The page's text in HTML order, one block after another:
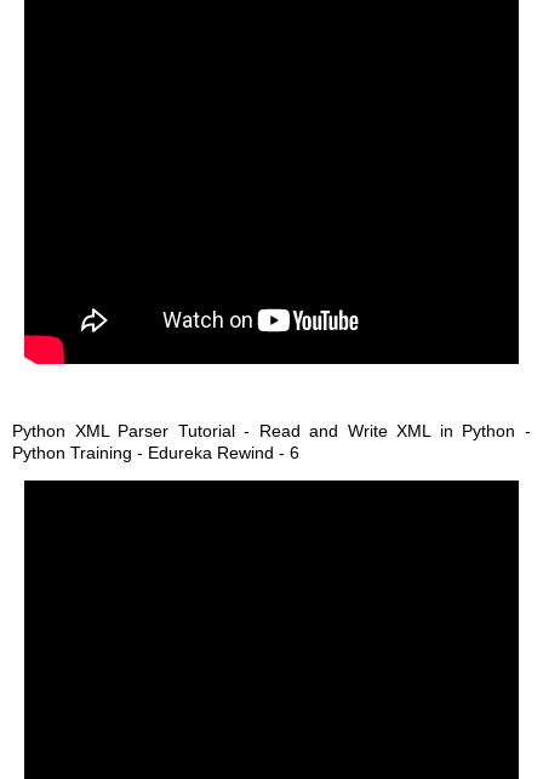
Python XML Parser Tutorial - Read and Write XML in Python -
Python Training - Edureka Rewind - 6